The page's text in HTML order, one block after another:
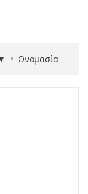
• Ονομασία